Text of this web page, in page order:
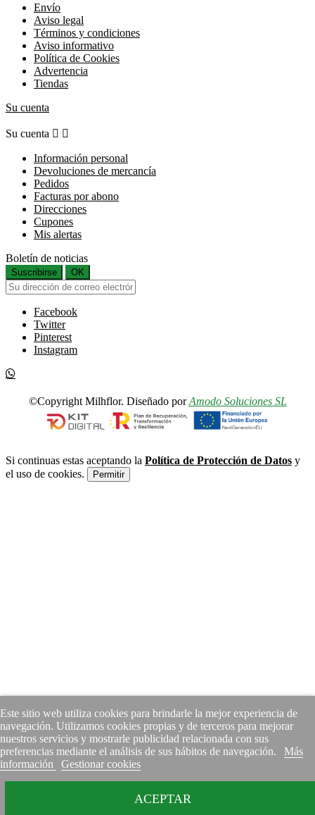
Este sitio web utiliza cookies para brindarle la mejor experiencia de
navegación. Utilizamos cookies propias y de terceros para mejorar
nuestros servicios y mostrarle publicidad relacionada con sus
preferencias mediante el análisis de sus hábitos de navegación.
Más
información
Gestionar cookies
ACEPTAR
Envío
Aviso legal
Términos y condiciones
Aviso informativo
Política de Cookies
Advertencia
Tiendas
Su cuenta
Su cuenta  
Información personal
Devoluciones de mercancía
Pedidos
Facturas por abono
Direcciones
Cupones
Mis alertas
Boletín de noticias
Suscribirse OK
Facebook
Twitter
Pinterest
Instagram
©Copyright Milhflor. Diseñado porAmodo Soluciones SL
Si continuas estas aceptando la Política de Protección de Datos y
el uso de cookies.
Permitir